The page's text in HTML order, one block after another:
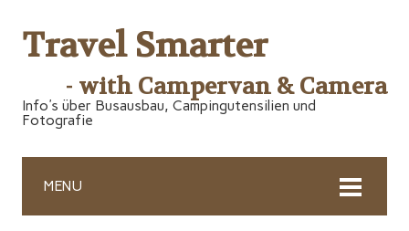
Travel Smarter
- with Campervan & Camera
Info's über Busausbau, Campingutensilien und
Fotografie
MENU